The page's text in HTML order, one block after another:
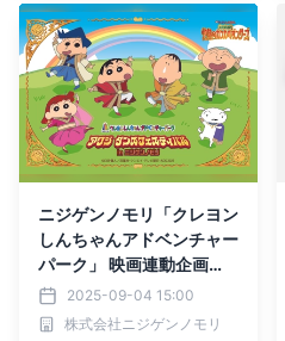
ニジゲンノモリ「クレヨン
しんちゃんアドベンチャー
パーク」 映画連動企画
『アワジ ダンスフェステ
ィバルinニジゲンノモリ』
2025-09-04 15:00
株式会社ニジゲンノモリ